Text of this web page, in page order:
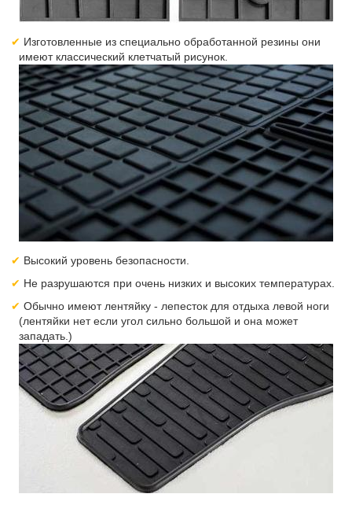
Изготовленные из специально обработанной резины они
имеют классический клетчатый рисунок.
Высокий уровень безопасности.
Не разрушаются при очень низких и высоких температурах.
Обычно имеют лентяйку - лепесток для отдыха левой ноги
(лентяйки нет если угол сильно большой и она может
западать.)